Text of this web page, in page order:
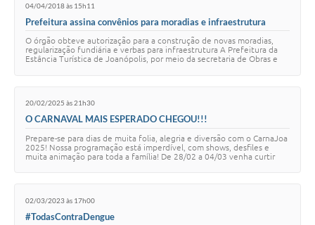
04/04/2018 às 15h11
Prefeitura assina convênios para moradias e infraestrutura
O órgão obteve autorização para a construção de novas moradias,
regularização fundiária e verbas para infraestrutura A Prefeitura da
Estância Turística de Joanópolis, por meio da secretaria de Obras e
20/02/2025 às 21h30
O CARNAVAL MAIS ESPERADO CHEGOU!!!
Prepare-se para dias de muita folia, alegria e diversão com o CarnaJoa
2025! Nossa programação está imperdível, com shows, desfiles e
muita animação para toda a família! De 28/02 a 04/03 venha curtir
02/03/2023 às 17h00
#TodasContraDengue